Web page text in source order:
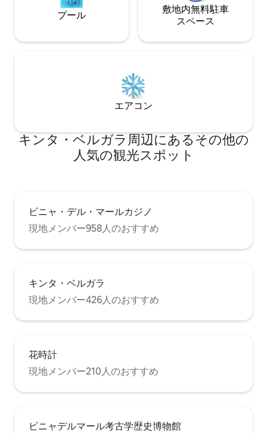
プール
敷地内無料駐⁠車
ス⁠ペ⁠ー⁠ス
エアコン
キンタ・ベルガラ⁠周⁠辺⁠に⁠あ⁠るそ⁠の⁠他⁠の
人⁠気⁠の観⁠光⁠ス⁠ポ⁠ッ⁠ト
ビニャ・デル・マールカジノ
現地メンバー958人のおすすめ
キンタ・ベルガラ
現地メンバー426人のおすすめ
花時計
現地メンバー210人のおすすめ
ビニャデルマール考古学歴史博物館